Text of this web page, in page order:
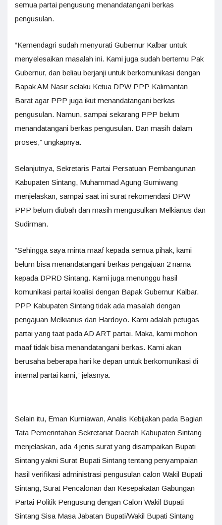
semua partai pengusung menandatangani berkas
pengusulan.
“Kemendagri sudah menyurati Gubernur Kalbar untuk
menyelesaikan masalah ini. Kami juga sudah bertemu Pak
Gubernur, dan beliau berjanji untuk berkomunikasi dengan
Bapak AM Nasir selaku Ketua DPW PPP Kalimantan
Barat agar PPP juga ikut menandatangani berkas
pengusulan. Namun, sampai sekarang PPP belum
menandatangani berkas pengusulan. Dan masih dalam
proses,” ungkapnya.
Selanjutnya, Sekretaris Partai Persatuan Pembangunan
Kabupaten Sintang, Muhammad Agung Gumiwang
menjelaskan, sampai saat ini surat rekomendasi DPW
PPP belum diubah dan masih mengusulkan Melkianus dan
Sudirman.
”Sehingga saya minta maaf kepada semua pihak, kami
belum bisa menandatangani berkas pengajuan 2 nama
kepada DPRD Sintang. Kami juga menunggu hasil
komunikasi partai koalisi dengan Bapak Gubernur Kalbar.
PPP Kabupaten Sintang tidak ada masalah dengan
pengajuan Melkianus dan Hardoyo. Kami adalah petugas
partai yang taat pada AD ART partai. Maka, kami mohon
maaf tidak bisa menandatangani berkas. Kami akan
berusaha beberapa hari ke depan untuk berkomunikasi di
internal partai kami,” jelasnya.
Selain itu, Eman Kurniawan, Analis Kebijakan pada Bagian
Tata Pemerintahan Sekretariat Daerah Kabupaten Sintang
menjelaskan, ada 4 jenis surat yang disampaikan Bupati
Sintang yakni Surat Bupati Sintang tentang penyampaian
hasil verifikasi administrasi pengusulan calon Wakil Bupati
Sintang, Surat Pencalonan dan Kesepakatan Gabungan
Partai Politik Pengusung dengan Calon Wakil Bupati
Sintang Sisa Masa Jabatan Bupati/Wakil Bupati Sintang